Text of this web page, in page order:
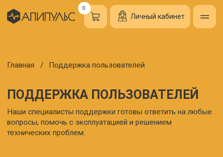
Личный кабинет
ПОДДЕРЖКА ПОЛЬЗОВАТЕЛЕЙ
технических проблем.
К сожалению, последнее время по независящим
от нас причинам доступ к Интернет ресурсам
наших серверов, расположенных в Москве